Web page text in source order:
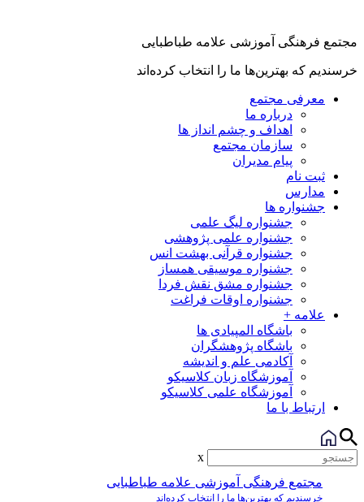
فرهنگی آموزشی علامه طباطبایی
که بهترین‌ها ما را انتخاب کرده‌اند
معرفی مجتمع
درباره ما
اهداف و چشم انداز ها
سازمان مجتمع
پیام مدیران
ثبت نام
مدارس
جشنواره ها
جشنواره لیگ علمی
جشنواره علمی پژوهشی
جشنواره قرآنی بهشت انس
جشنواره موسیقی همساز
جشنواره مشق نقش فردا
جشنواره اوقات فراغت
علامه +
باشگاه المپیادی ها
باشگاه پژوهشگران
آکادمی علم و اندیشه
آموزشگاه زبان کلاسیکو
آموزشگاه علمی کلاسیکو
ارتباط با ما
مجتمع فرهنگی آموزشی علامه طباطبایی
خرسندیم که بهترین‌ها ما را انتخاب کرده‌اند